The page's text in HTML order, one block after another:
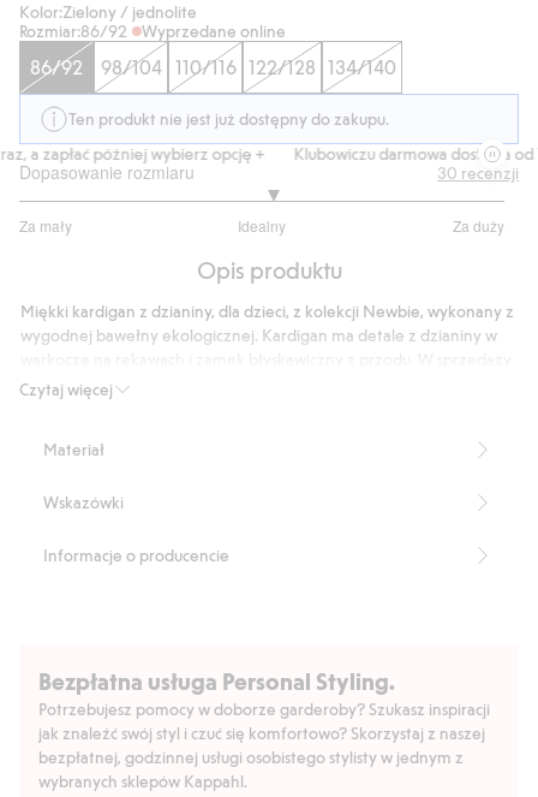
Kolor:Zielony / jednolite
Rozmiar:86/92 Wyprzedane online
86/92 98/104 110/116 122/128 134/140
Ten produkt nie jest już dostępny do zakupu.
a zapłać później wybierz opcję +
Klubowiczu darmowa dostawa od
Dopasowanie rozmiaru
Za mały Idealny Za duży
na
24
głosów
30 recenzji
Opis produktu
Czytaj więcej
Miękki kardigan z dzianiny, dla dzieci, z kolekcji Newbie, wykonany z
wygodnej bawełny ekologicznej. Kardigan ma detale z dzianiny w
dostępne różne rozmiary dla rodzeństwa.
Organic cotton- GOTS
Materiał
Wskazówki
Informacje o producencie
Bezpłatna usługa Personal Styling.
Potrzebujesz pomocy w doborze garderoby? Szukasz inspiracji
jak znaleźć swój styl i czuć się komfortowo? Skorzystaj z naszej
bezpłatnej, godzinnej usługi osobistego stylisty w jednym z
wybranych sklepów Kappahl.